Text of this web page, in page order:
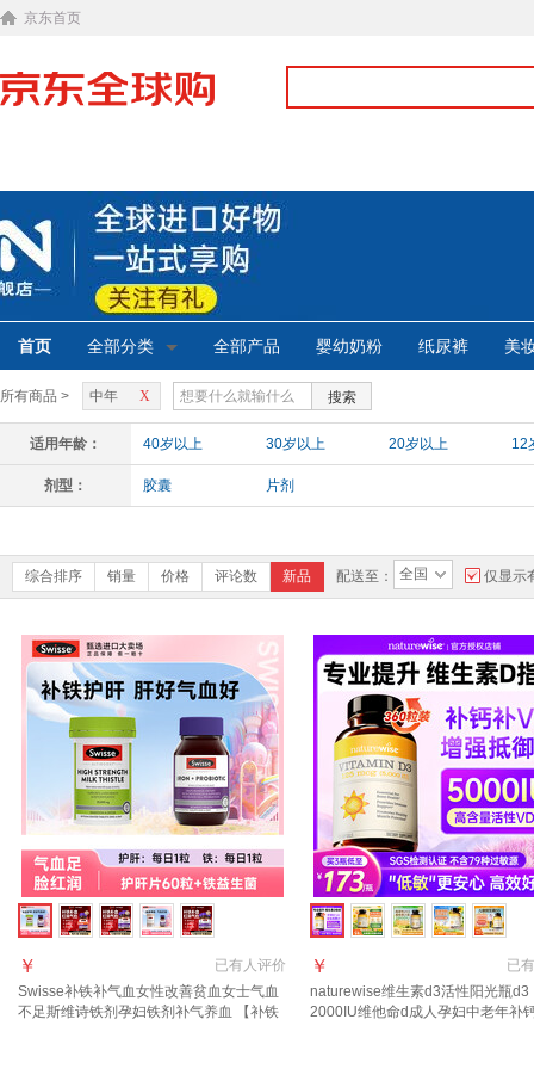
京东首页
首页 全部分类 全部产品 婴幼奶粉 纸尿裤 美
所有商品 > X
中年 搜索
适用年龄： 40岁以上 30岁以上 20岁以上 12
剂型： 胶囊 片剂
综合排序 销量 价格 评论数 新品 配送至： 全国 仅显示
已有人评价
￥
Swisse补铁补气血女性改善贫血女士气血
不足斯维诗铁剂孕妇铁剂补气养血 【补铁
已有
￥
naturewise维生素d3活性阳光瓶d3
2000IU维他命d成人孕妇中老年补